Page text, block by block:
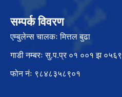
सम्पर्क विवरण
एम्बुलेन्स चालकः मित्तल बुढा
गाडी नम्बरः सु.प.प्र ०१ ००१ झ ०५६९
फोन नंः ९८४८३५८९०१